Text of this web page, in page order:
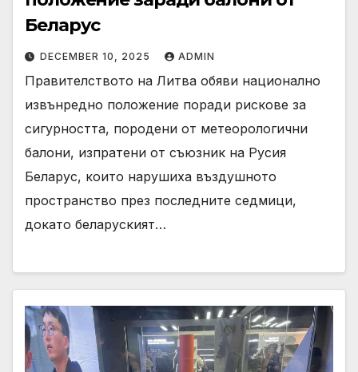
Беларус
DECEMBER 10, 2025 ADMIN
Правителството на Литва обяви национално
извънредно положение поради рискове за
сигурността, породени от метеорологични
балони, изпратени от съюзник на Русия
Беларус, които нарушиха въздушното
пространство през последните седмици,
докато беларуският…